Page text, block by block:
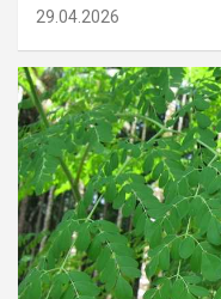
29.04.2026